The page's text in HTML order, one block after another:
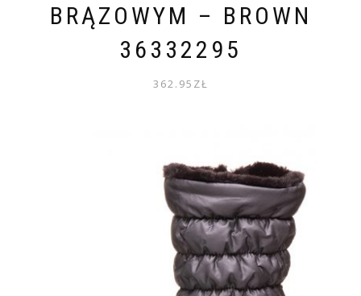
BRĄZOWYM – BROWN
36332295
362.95 ZŁ